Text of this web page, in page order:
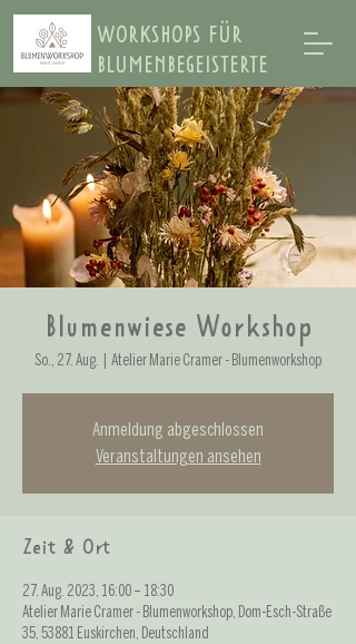
WORKSHOPS FÜR
BLUMENBEGEISTERTE
Blumenwiese Workshop
So., 27. Aug. Atelier Marie Cramer - Blumenworkshop
Anmeldung abgeschlossen
Veranstaltungen ansehen
Zeit & Ort
27. Aug. 2023, 16:00 – 18:30
Atelier Marie Cramer - Blumenworkshop, Dom-Esch-Straße
35, 53881 Euskirchen, Deutschland